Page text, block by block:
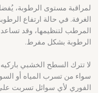
لمراقبة مستوى الرطوبة،
الغرفة. في حالة ارتفاع
المرطب لتنظيمها، وقد
الرطوبة بشكل مفرط.
لا تترك السطح الخشبي
سواء من تسرب المياه أو
الفوري لأي سوائل تسربت